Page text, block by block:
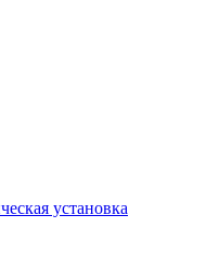
установка